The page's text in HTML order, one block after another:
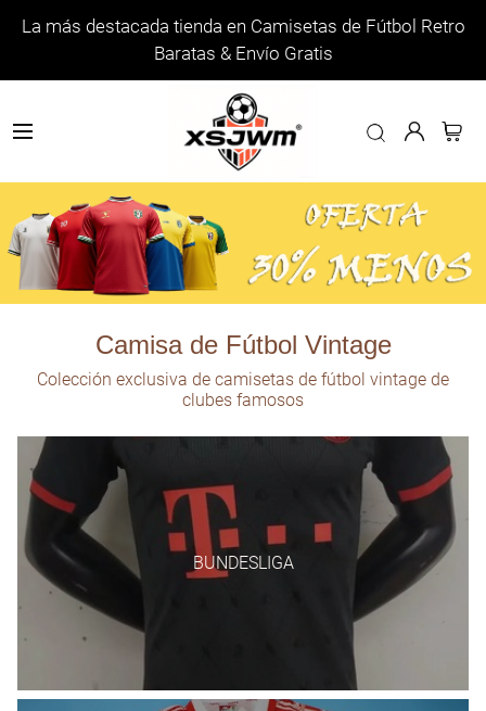
La más destacada tienda en Camisetas de Fútbol Retro
Baratas & Envío Gratis
Camisa de Fútbol Vintage
Colección exclusiva de camisetas de fútbol vintage de
clubes famosos
BUNDESLIGA